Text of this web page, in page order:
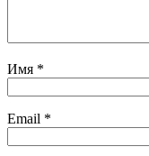
Имя *
Email *